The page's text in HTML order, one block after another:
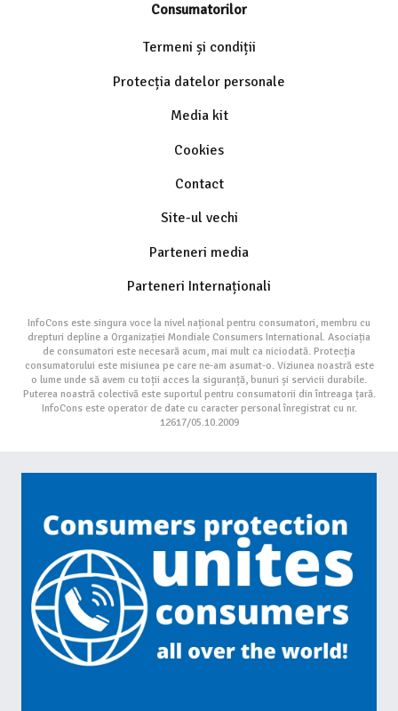
Consumatorilor
Termeni și condiții
Protecția datelor personale
Media kit
Cookies
Contact
Site-ul vechi
Parteneri media
Parteneri Internaționali
InfoCons este singura voce la nivel național pentru consumatori, membru cu
drepturi depline a Organizației Mondiale Consumers International. Asociația
de consumatori este necesară acum, mai mult ca niciodată. Protecția
consumatorului este misiunea pe care ne-am asumat-o. Viziunea noastră este
o lume unde să avem cu toții acces la siguranță, bunuri și servicii durabile.
Puterea noastră colectivă este suportul pentru consumatorii din întreaga țară.
InfoCons este operator de date cu caracter personal înregistrat cu nr.
12617/05.10.2009